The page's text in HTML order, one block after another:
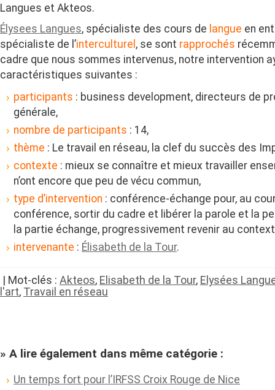
Langues et Akteos.
Élysees Langues, spécialiste des cours de langue en
spécialiste de l’interculturel , se sont rapprochés
cadre que nous sommes intervenus, notre intervention
caractéristiques suivantes :
participants : business development, directeurs de
générale,
nombre de participants : 14,
thème : Le travail en réseau, la clef du succès des
contexte : mieux se connaître et mieux travailler
n’ont encore que peu de vécu commun,
type d’intervention : conférence-échange pour, au
conférence, sortir du cadre et libérer la parole et la
la partie échange, progressivement revenir au
intervenante : Élisabeth de la Tour.
| Mot-clés : Akteos, Elisabeth de la Tour, Elysées
l'art, Travail en réseau
» A lire également dans même catégorie :
Un temps fort pour l’IRFSS Croix Rouge de Nice